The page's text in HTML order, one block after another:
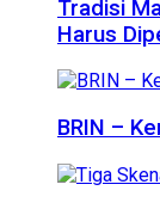
Tradisi
Harus
BRIN –